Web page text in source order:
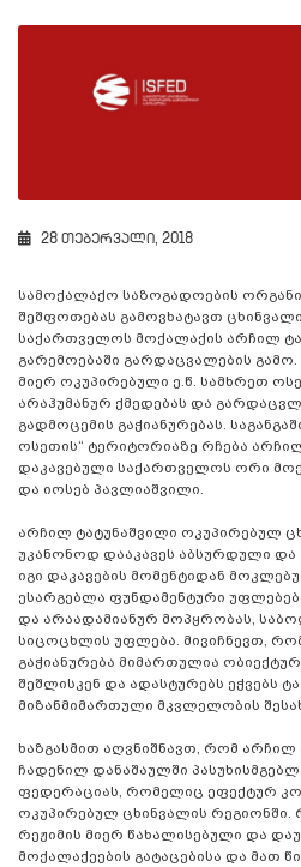
28 თებერვალი, 2018
სამოქალაქო საზოგადოების
შეშფოთებას გამოვხატავთ
საქართველოს მოქალაქის არჩილ
გარემოებაში გარდაცვალების
მიერ ოკუპირებული ე.წ. სამხრეთ
არაჰუმანურ ქმედებას და
გადმოცემის გაჭიანურებას.
ოსეთის“ ტერიტორიაზე რჩება
დაკავებული საქართველოს ორი
და იოსებ პავლიაშვილი.
არჩილ ტატუნაშვილი ოკუპირებულ
უკანონოდ დააკავეს აბსურდული
იგი დაკავების მომენტიდან
ესარგებლა ფუნდამენტური
და არაადამიანურ მოპყრობას,
სიცოცხლის უფლება. მივიჩნევთ,
გაჭიანურება მიმართულია
შეშლისკენ და ადასტურებს ეჭვებს
მიზანმიმართული მკვლელობის
ხაზგასმით აღვნიშნავთ, რომ არჩილ
ჩადენილ დანაშაულში
ფედერაციას, რომელიც ეფექტურ
ოკუპირებულ ცხინვალის რეგიონში.
რეჟიმის მიერ წახალისებული და
მოქალაქეების გატაცებისა და მათ